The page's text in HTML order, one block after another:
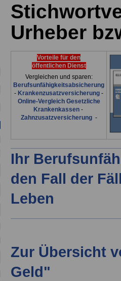
Urheber
Vorteile für den
öffentlichen Dienst
Vergleichen und sparen:
Berufsunfähigkeitsabsicherung
- Krankenzusatzversicherung -
Online-Vergleich Gesetzliche
Krankenkassen-
Zahnzusatzversicherung-
Ihr
den Fall der
Leben
Zur Übersicht
Geld"